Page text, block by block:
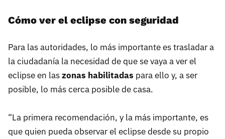
Cómo ver el eclipse con seguridad
Para las autoridades, lo más importante es trasladar a
la ciudadanía la necesidad de que se vaya a ver el
eclipse en laszonas habilitadas para ello y, a ser
posible, lo más cerca posible de casa.
“La primera recomendación, y la más importante, es
que quien pueda observar el eclipse desde su propio